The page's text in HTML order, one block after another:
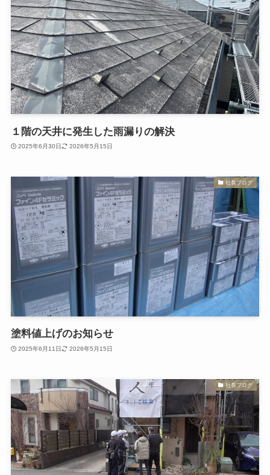
１階の天井に発生した雨漏りの解決
2025年6月30日 2026年5月15日
社長ブログ
塗料値上げのお知らせ
2025年6月11日 2026年5月15日
社長ブログ